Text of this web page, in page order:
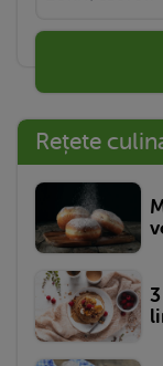
Rețete